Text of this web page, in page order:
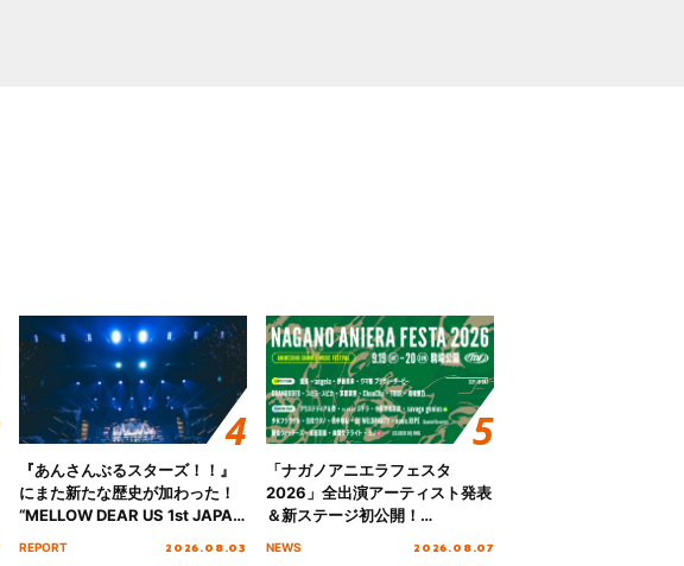
『あんさんぶるスターズ！！』
にまた新たな歴史が加わった！
“MELLOW DEAR US 1st JAPAN
!!」Dear 横浜BUNTAI”をレポー
REPORT 2026.08.03
「ナガノアニエラフェスタ
2026」全出演アーティスト発表
＆新ステージ初公開！
初となる第3ステージの全貌が明
NEWS 2026.08.07